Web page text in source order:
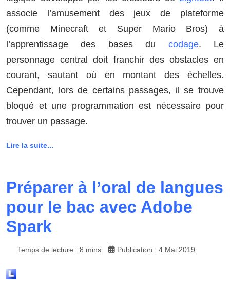
associe l’amusement des jeux de plateforme
(comme Minecraft et Super Mario Bros) à
l’apprentissage des bases du codage. Le
personnage central doit franchir des obstacles en
courant, sautant où en montant des échelles.
Cependant, lors de certains passages, il se trouve
bloqué et une programmation est nécessaire pour
trouver un passage.
Lire la suite...
Préparer à l’oral de langues
pour le bac avec Adobe
Spark
Temps de lecture : 8 mins Publication : 4 Mai 2019